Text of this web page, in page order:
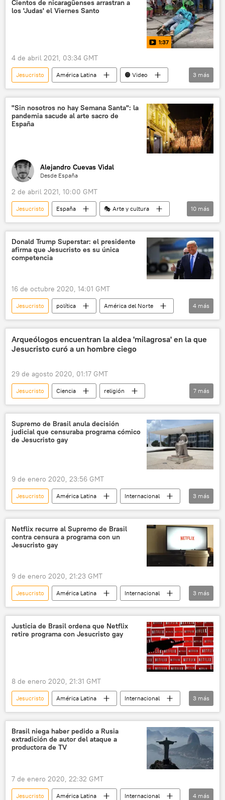
Cientos de nicaragüenses arrastran a
los 'Judas' el Viernes Santo
1:37
4 de abril 2021, 03:34 GMT
Jesucristo América Latina
🟠 Video
Nicaragua
Centroamérica
Semana Santa
3 más
"Sin nosotros no hay Semana Santa": la
pandemia sacude al arte sacro de
España
Alejandro Cuevas Vidal
Desde España
2 de abril 2021, 10:00 GMT
Jesucristo España
🎭 Arte y cultura
religión
Sevilla
esculturas
Andalucía
Semana Santa
Virgen
artesanía
bordado
10 más
Donald Trump Superstar: el presidente
afirma que Jesucristo es su única
competencia
16 de octubre 2020, 14:01 GMT
Jesucristo política
América del Norte
Internacional
Donald Trump
Elecciones presidenciales en EEUU (2020)
noticias
4 más
Arqueólogos encuentran la aldea 'milagrosa' en la que
Jesucristo curó a un hombre ciego
29 de agosto 2020, 01:17 GMT
Jesucristo Ciencia
religión
sociedad
Betsaida
Israel
arqueología
noticias
7 más
Supremo de Brasil anula decisión
judicial que censuraba programa cómico
de Jesucristo gay
9 de enero 2020, 23:56 GMT
Jesucristo América Latina
Internacional
TSF
Netflix noticias
3 más
Netflix recurre al Supremo de Brasil
contra censura a programa con un
Jesucristo gay
9 de enero 2020, 21:23 GMT
Jesucristo América Latina
Internacional
Netflix
Brasil noticias
3 más
Justicia de Brasil ordena que Netflix
retire programa con Jesucristo gay
8 de enero 2020, 21:31 GMT
Jesucristo América Latina
Internacional
Netflix
Brasil noticias
3 más
Brasil niega haber pedido a Rusia
extradición de autor del ataque a
productora de TV
7 de enero 2020, 22:32 GMT
Jesucristo América Latina
Internacional
4 más